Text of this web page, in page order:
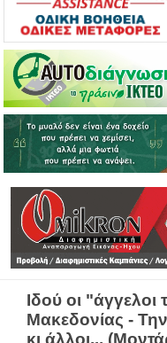
Ιδού οι
Μακεδονίας - Την
κι άλλοι...